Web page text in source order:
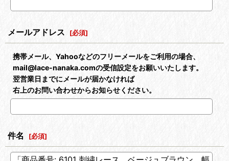
メールアドレス [必須]
携帯メール、Yahooなどのフリーメールをご利用の場合、
mail@lace-nanaka.comの受信設定をお願いいたします。
翌営業日までにメールが届かなければ
右上のお問い合わせからお知らせください。
件名 [必須]